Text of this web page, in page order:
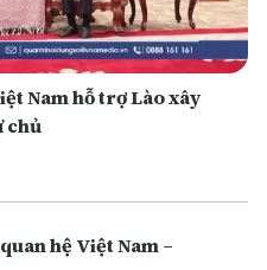
Nam hỗ trợ Lào xây
chủ
hệ Việt Nam –